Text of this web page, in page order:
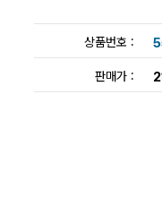
상품번호 :
판매가 :